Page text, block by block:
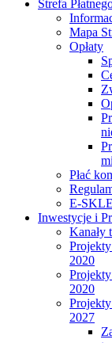
Strefa
Mapa
Opłaty
Płać
E-
Inwestycje i
Kanały
2020
2020
2027